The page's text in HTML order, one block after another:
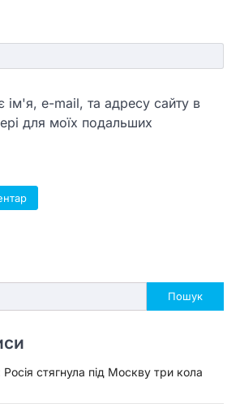
ім'я, e-mail, та адресу сайту в
для моїх подальших
Пошук
стягнула під Москву три кола